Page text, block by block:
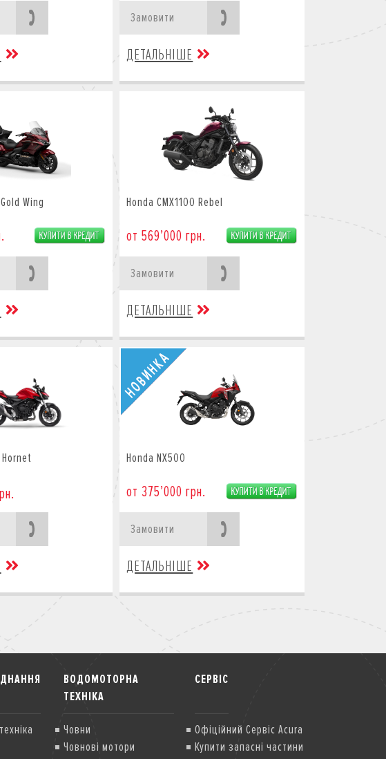
Замовити
ДЕТАЛЬНІШЕ
Wing Honda CMX1100 Rebel
от 569’000 грн.
Замовити
ДЕТАЛЬНІШЕ
Honda NX500
от 375’000 грн.
Замовити
ДЕТАЛЬНІШЕ
ВОДОМОТОРНА
ТЕХНІКА
Човни
Човнові мотори
СЕРВІС
Офіційний Сервіс Acura
Купити запасні частини